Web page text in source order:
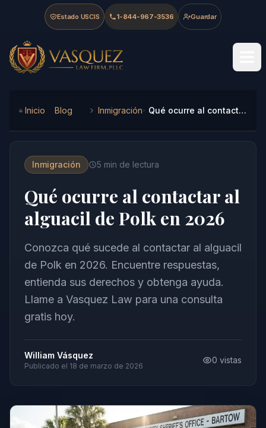
Skip to main content
Skip to navigation
Skip to footer
Estado USCIS 1-844-967-3536 Guardar
Vasquez Law Firm - Home
Inicio Blog Inmigración Qué ocurre al contactar al alguacil de Polk en 2026
Inmigración 5 min de lectura
Qué ocurre al contactar al
alguacil de Polk en 2026
Conozca qué sucede al contactar al alguacil
de Polk en 2026. Encuentre respuestas,
entienda sus derechos y obtenga ayuda.
Llame a Vasquez Law para una consulta
gratis hoy.
William Vásquez
Publicado el 18 de marzo de 2026
0 vistas